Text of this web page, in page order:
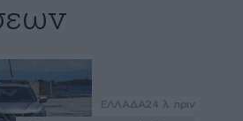
ΕΛΛΑΔΑ24 λ. πριν